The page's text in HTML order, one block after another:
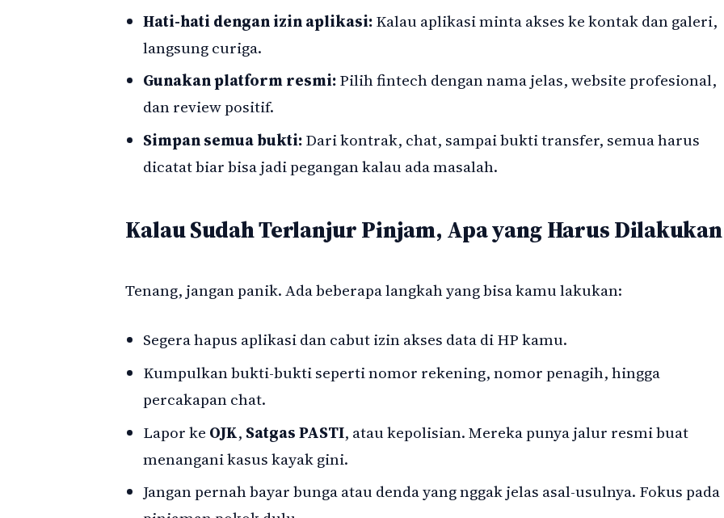
Hati-hati dengan izin aplikasi:Kalau aplikasi minta akses ke kontak dan galeri,
langsung curiga.
Gunakan platform resmi:Pilih fintech dengan nama jelas, website profesional,
dan review positif.
Simpan semua bukti:Dari kontrak, chat, sampai bukti transfer, semua harus
dicatat biar bisa jadi pegangan kalau ada masalah.
Kalau Sudah Terlanjur Pinjam, Apa yang Harus
Tenang, jangan panik. Ada beberapa langkah yang bisa kamu lakukan:
Segera hapus aplikasi dan cabut izin akses data di HP kamu.
Kumpulkan bukti-bukti seperti nomor rekening, nomor penagih, hingga
percakapan chat.
Lapor ke OJK, Satgas PASTI, atau kepolisian. Mereka punya jalur resmi buat
menangani kasus kayak gini.
Jangan pernah bayar bunga atau denda yang nggak jelas asal-usulnya. Fokus pada